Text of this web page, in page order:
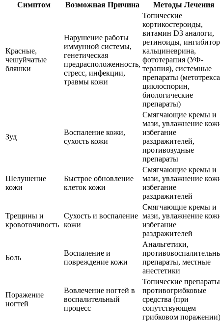
Симптом Возможная Причина Методы Лечения
Красные,
чешуйчатые
бляшки
Нарушение работы
иммунной системы,
генетическая
предрасположенность,
стресс, инфекции,
травмы кожи
Топические
кортикостероиды,
витамин D3 аналоги,
ретиноиды,
кальциневрина,
фототерапия (УФ-
терапия), системные
препараты
циклоспорин,
биологические
препараты)
Зуд
Воспаление кожи,
сухость кожи
Смягчающие кремы и
мази, увлажнение
избегание
раздражителей,
противозудные
препараты
Шелушение
кожи
Быстрое обновление
клеток кожи
Смягчающие кремы и
мази, увлажнение
избегание
раздражителей
Трещины и
кровоточивость
Сухость и воспаление
кожи
Смягчающие кремы и
мази, увлажнение
избегание
раздражителей
Боль
Воспаление и
повреждение кожи
Анальгетики,
препараты, местные
анестетики
Поражение
ногтей
Вовлечение ногтей в
воспалительный
процесс
Топические
противогрибковые
средства (при
сопутствующем
грибковом поражении)